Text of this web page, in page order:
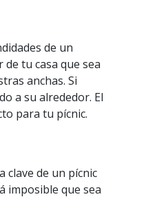
de un
tu casa que sea
anchas. Si
a su alrededor. El
para tu pícnic.
clave de un pícnic
imposible que sea